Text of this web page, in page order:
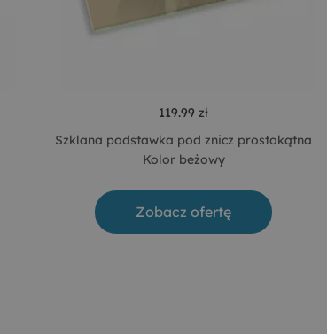
119.99 zł
Szklana podstawka pod znicz prostokątna
Kolor beżowy
Zobacz ofertę